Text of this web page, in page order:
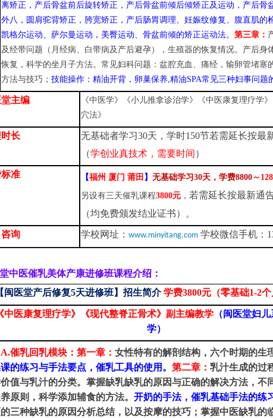
离矫正，产后骨盆前后旋转矫正，产后骨盆前倾后倾矫正及运动，产后骨
外八，圆肩驼背矫正，胯宽矫正，产后肠胃调理、妊娠纹修复、 腹直肌的
凯格尔运动、萨尔曼运动，美臀运动、骨盆前倾的矫正运动法。第三章：
及经带问题（月经病、 白带病及产后避孕），生殖器的恢复情况。产后身
恢复，科学的坐月子方法。常见妇科问题：盆腔充血 、痛经 ，输卵管堵塞
方法与技巧；技能操作：精油开背，卵巢保养,精油SPA常见三种妇事问题
主编
《中医学》《小儿推拿诊治学》《中医康复理疗学
穴法》
长 无基础者学习30天，学时150节若需延长按最
（学创业真技术 ， 需要时间 ）
准 【福州 厦门 莆田 】无基础学习30天，学费8800 ～
另设有三天催乳课程3800元 ，若需延长按最新通
（均免费颁发结业证书）。
询 学校网址：www.minyitang.com 学校微信手机：
中医催乳美体产康进修班课程介绍：
【闽医堂产后修复5天进修班】招生简介 学费3800元（零基础1-2个
中医康复理疗学》《现代整脊正骨术》副主编教学 （闽医堂妇
学）
A.催乳回乳模块：第一章：女性特有的解剖结构，六个时期的生
的练习与手法要点，催乳工具的使用。第二章：乳汁生成的过
值与乳汁的分类。掌握缺乳缺乳的原因与正确的解决方法，不
原则，科学添加辅食的方法。开奶的手法，催乳基础手法的练
三种缺乳的原因分析总结，以及按摩的技巧；掌握中医缺乳的